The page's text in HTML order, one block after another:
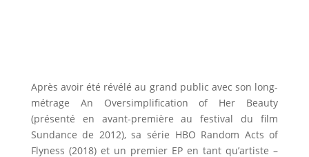
Après avoir été révélé au grand public avec son long-
métrage An Oversimplification of Her Beauty
(présenté en avant-première au festival du film
Sundance de 2012), sa série HBO Random Acts of
Flyness (2018) et un premier EP en tant qu’artiste –